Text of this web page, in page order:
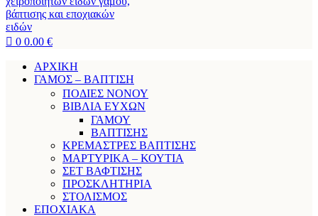
0 0.00 €
ΑΡΧΙΚΗ
ΓΑΜΟΣ – ΒΑΠΤΙΣΗ
ΠΟΔΙΕΣ ΝΟΝΟΥ
ΒΙΒΛΙΑ ΕΥΧΩΝ
ΓΑΜΟΥ
ΒΑΠΤΙΣΗΣ
ΚΡΕΜΑΣΤΡΕΣ ΒΑΠΤΙΣΗΣ
ΜΑΡΤΥΡΙΚΑ – ΚΟΥΤΙΑ
ΣΕΤ ΒΑΦΤΙΣΗΣ
ΠΡΟΣΚΛΗΤΗΡΙΑ
ΣΤΟΛΙΣΜΟΣ
ΕΠΟΧΙΑΚΑ